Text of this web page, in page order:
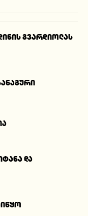
გვარდიოლას
და